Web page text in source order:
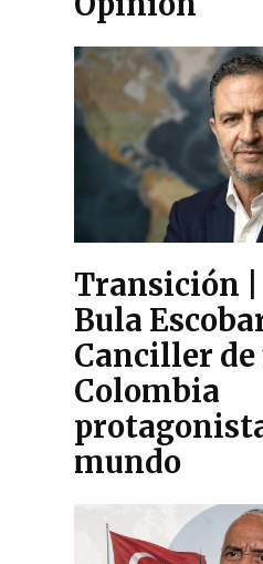
Transición |
Bula
Canciller de
Colombia
mundo